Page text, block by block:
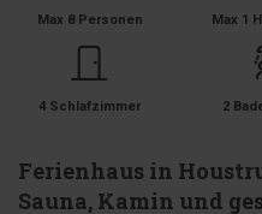
Max 8 Personen Max 1
4 Schlafzimmer 2
Ferienhaus in
Sauna, Kamin und